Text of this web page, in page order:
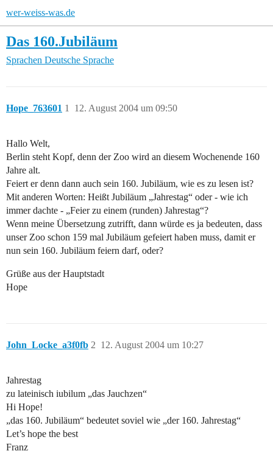
wer-weiss-was.de
Das 160.Jubiläum
Sprachen Deutsche Sprache
Hope_763601 12. August 2004 um 09:50
1
Hallo Welt,
Berlin steht Kopf, denn der Zoo wird an diesem Wochenende 160
Jahre alt.
Feiert er denn dann auch sein 160. Jubiläum, wie es zu lesen ist?
Mit anderen Worten: Heißt Jubiläum „Jahrestag“ oder - wie ich
immer dachte - „Feier zu einem (runden) Jahrestag“?
Wenn meine Übersetzung zutrifft, dann würde es ja bedeuten, dass
unser Zoo schon 159 mal Jubiläum gefeiert haben muss, damit er
nun sein 160. Jubiläum feiern darf, oder?
Grüße aus der Hauptstadt
Hope
John_Locke_a3f0fb 12. August 2004 um 10:27
2
Jahrestag
zu lateinisch iubilum „das Jauchzen“
Hi Hope!
„das 160. Jubiläum“ bedeutet soviel wie „der 160. Jahrestag“
Let’s hope the best
Franz